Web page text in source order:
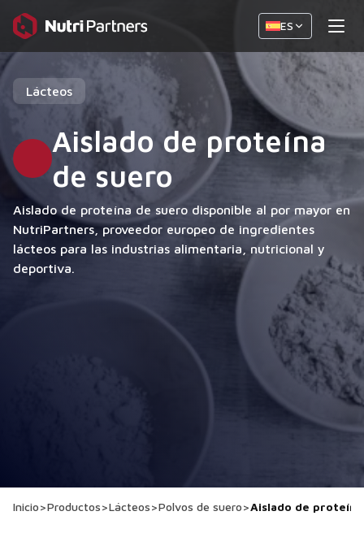
ES
Lácteos
Aislado de proteína
de suero
Aislado de proteína de suero disponible al por mayor en
NutriPartners, proveedor europeo de ingredientes
lácteos para las industrias alimentaria, nutricional y
deportiva.
Inicio>Productos>Lácteos>Polvos de suero>Aislado de